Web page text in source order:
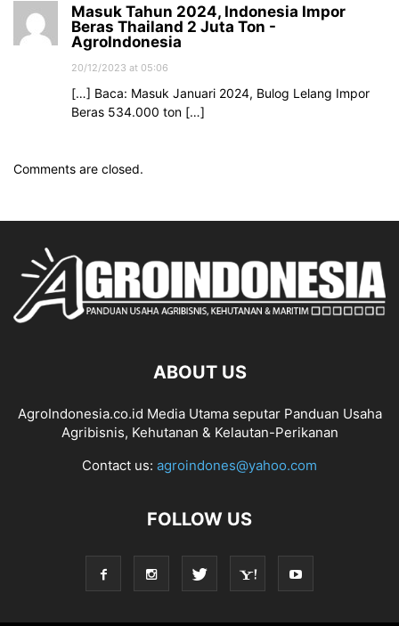
Masuk Tahun 2024, Indonesia Impor
Beras Thailand 2 Juta Ton -
AgroIndonesia
20/12/2023 at 05:06
[…] Baca: Masuk Januari 2024, Bulog Lelang Impor
Beras 534.000 ton […]
Comments are closed.
ABOUT US
AgroIndonesia.co.id Media Utama seputar Panduan Usaha
Agribisnis, Kehutanan & Kelautan-Perikanan
Contact us: agroindones@yahoo.com
FOLLOW US